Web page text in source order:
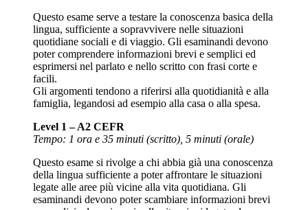
Questo esame serve a testare la conoscenza basica della
lingua, sufficiente a sopravvivere nelle situazioni
quotidiane sociali e di viaggio. Gli esaminandi devono
poter comprendere informazioni brevi e semplici ed
esprimersi nel parlato e nello scritto con frasi corte e
facili.
Gli argomenti tendono a riferirsi alla quotidianità e alla
famiglia, legandosi ad esempio alla casa o alla spesa.
Level 1 – A2 CEFR
Tempo: 1 ora e 35 minuti (scritto), 5 minuti (orale)
Questo esame si rivolge a chi abbia già una conoscenza
della lingua sufficiente a poter affrontare le situazioni
legate alle aree più vicine alla vita quotidiana. Gli
esaminandi devono poter scambiare informazioni brevi